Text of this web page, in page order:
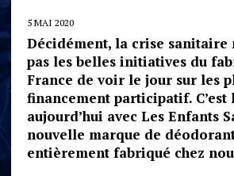
5 MAI 2020
Décidément, la crise sanitaire
pas les belles initiatives du
France de voir le jour sur les
financement participatif. C’est
aujourd’hui avec Les Enfants
nouvelle marque de
entièrement fabriqué chez